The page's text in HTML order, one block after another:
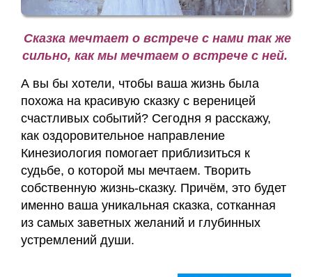
Сказка мечтает о встрече с нами так же
сильно, как мы мечтаем о встрече с ней.
А вы бы хотели, чтобы ваша жизнь была
похожа на красивую сказку с вереницей
счастливых событий? Сегодня я расскажу,
как оздоровительное направление
Кинезиология помогает приблизиться к
судьбе, о которой мы мечтаем. Творить
собственную жизнь-сказку. Причём, это будет
именно ваша уникальная сказка, сотканная
из самых заветных желаний и глубинных
устремлений души.